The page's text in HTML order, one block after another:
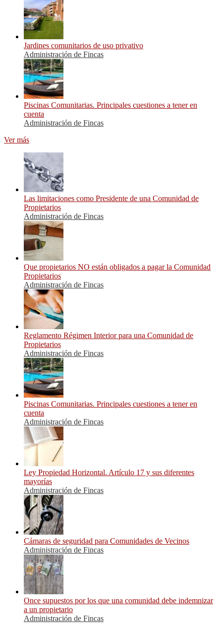
Jardines comunitarios de uso privativo
Administración de Fincas
Piscinas Comunitarias. Principales cuestiones a tener en
cuenta
Administración de Fincas
Ver más
Las limitaciones como Presidente de una Comunidad de
Propietarios
Administración de Fincas
Que propietarios NO están obligados a pagar la Comunidad
Propietarios
Administración de Fincas
Reglamento Régimen Interior para una Comunidad de
Propietarios
Administración de Fincas
Piscinas Comunitarias. Principales cuestiones a tener en
cuenta
Administración de Fincas
Ley Propiedad Horizontal. Artículo 17 y sus diferentes
mayorías
Administración de Fincas
Cámaras de seguridad para Comunidades de Vecinos
Administración de Fincas
Once supuestos por los que una comunidad debe indemnizar
a un propietario
Administración de Fincas